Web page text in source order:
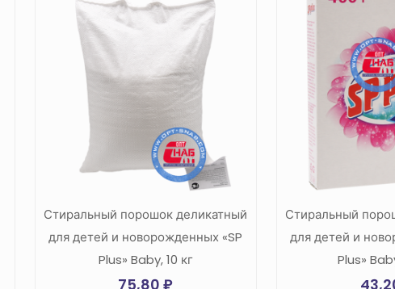
Стиральный порошок деликатный
для детей и новорожденных «SP
Plus» Baby, 10 кг
75,80₽
Стиральный
для детей и
Plus»